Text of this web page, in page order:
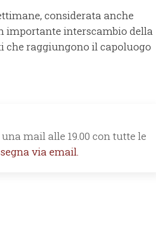
considerata anche
importante interscambio della
raggiungono il capoluogo
mail alle 19.00 con tutte le
via email.